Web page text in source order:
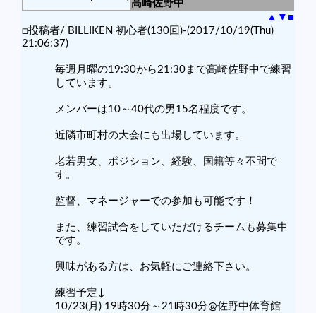
高崎佐野中
▲ ▼ ■
□投稿者/ BILLIKEN 初心者(130回)-(2017/10/19(Thu)
21:06:37)
毎週月曜の19:30から21:30まで高崎佐野中で練習
しています。
メンバーは10～40代の男15名程度です。
近隣市町村の大会にも出場しています。
老若男女、ポジション、経験、国籍等々不問で
す。
監督、マネージャーでの参加も可能です！
また、練習試合をしていただけるチームも募集中
です。
興味がある方は、お気軽にご連絡下さい。
練習予定↓
10/23(月) 19時30分～21時30分@佐野中体育館